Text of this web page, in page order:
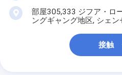
部屋305,333 ジフア・ロ
ングギャング地区, シェン
接触